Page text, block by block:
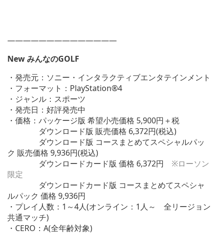
——————————————
New みんなのGOLF
・発売元：ソニー・インタラクティブエンタテインメント
・フォーマット：PlayStation®4
・ジャンル：スポーツ
・発売日：好評発売中
・価格：パッケージ版 希望小売価格 5,900円＋税
ダウンロード版 販売価格 6,372円(税込)
ダウンロード版 コースまとめてスペシャルパッ
ク 販売価格 9,936円(税込)
ダウンロードカード版 価格 6,372円 ※ローソン
限定
ダウンロードカード版 コースまとめてスペシャ
ルパック 価格 9,936円
・プレイ人数：1～4人(オンライン：1人～ 全リージョン
共通マッチ)
・CERO：A(全年齢対象)